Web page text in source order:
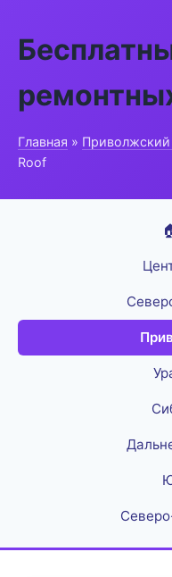
Главная » Приволжский
Roof